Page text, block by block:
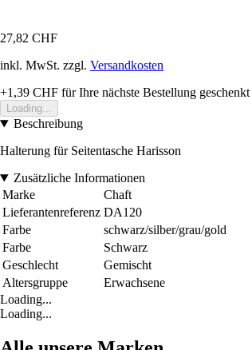
27,82 CHF
inkl. MwSt. zzgl. Versandkosten
+1,39 CHF für Ihre nächste Bestellung geschenkt
Loading...
Beschreibung
Halterung für Seitentasche Harisson
Zusätzliche Informationen
Marke
Chaft
Lieferantenreferenz DA120
Farbe
schwarz/silber/grau/gold
Farbe
Schwarz
Geschlecht
Gemischt
Altersgruppe
Erwachsene
Loading...
Loading...